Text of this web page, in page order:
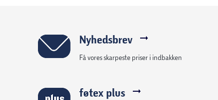
Nyhedsbrev
Få vores skarpeste priser i indbakken
føtex plus